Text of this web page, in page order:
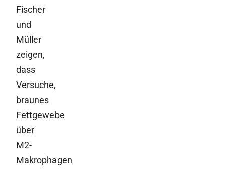
Fischer
und
Müller
zeigen,
dass
Versuche,
braunes
Fettgewebe
über
M2-
Makrophagen